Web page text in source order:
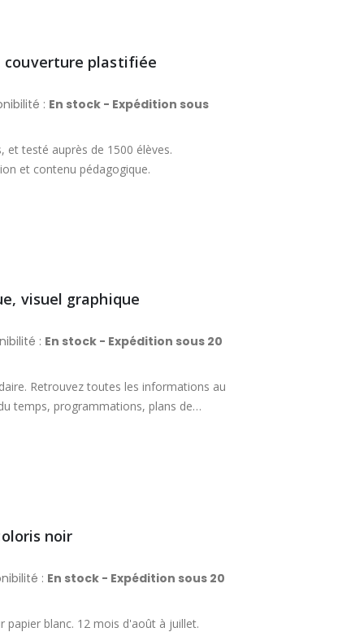
couverture plastifiée
: En stock - Expédition sous
et testé auprès de 1500 élèves.
et contenu pédagogique.
visuel graphique
: En stock - Expédition sous 20
Retrouvez toutes les informations au
temps, programmations, plans de
l’année ! Des citations inspirantes,
semaine, des idées d'activités pour
; et double-page de stickers
noir
: En stock - Expédition sous 20
papier blanc. 12 mois d'août à juillet.